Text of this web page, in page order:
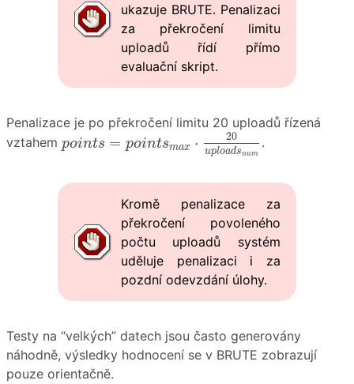
ukazuje BRUTE. Penalizaci
za překročení limitu
uploadů řídí přímo
evaluační skript.
Penalizace je po překročení limitu 20 uploadů řízená
vztahem points = pointsmax ⋅ 20
uploadsnum
p oi nts =poi ntsm ax⋅20uploadsn um
.
Kromě penalizace za
překročení povoleného
počtu uploadů systém
uděluje penalizaci i za
pozdní odevzdání úlohy.
Testy na “velkých” datech jsou často generovány
náhodně, výsledky hodnocení se v BRUTE zobrazují
pouze orientačně.